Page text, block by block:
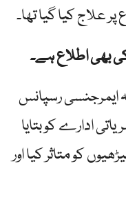
علاج کیا گیا تھا۔
کی بھی اطلاع ہے۔
ایمرجنسی رسپانس
ادارے کو بتایا
کو متاثر کیا اور